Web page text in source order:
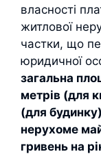
власності
житлової
частки, що
юридичної
загальна
метрів (для
(для
нерухоме
гривень на